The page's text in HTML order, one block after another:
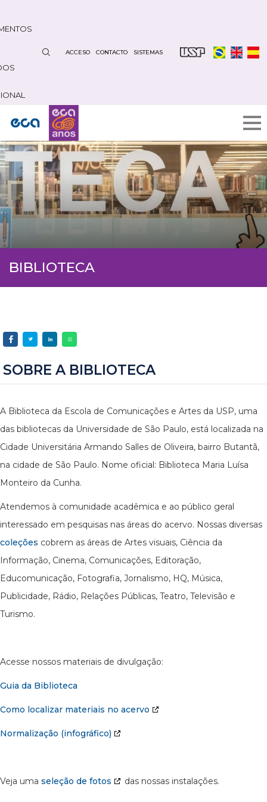
contenido
ACCESO CONTACTO SISTEMAS
BIBLIOTECA
SOBRE A BIBLIOTECA
A Biblioteca da Escola de Comunicações e Artes da USP, uma
das bibliotecas da Universidade de São Paulo, está localizada na
Cidade Universitária Armando Salles de Oliveira, bairro Butantã,
na cidade de São Paulo. Nome oficial: Biblioteca Maria Luísa
Monteiro da Cunha.
Atendemos à comunidade acadêmica e ao público geral
interessado em pesquisas nas áreas do acervo. Nossas diversas
coleções cobrem as áreas de Artes visuais, Ciência da
Informação, Cinema, Comunicações, Editoração,
Educomunicação, Fotografia, Jornalismo, HQ, Música,
Publicidade, Rádio, Relações Públicas, Teatro, Televisão e
Turismo.
Acesse nossos materiais de divulgação:
Guia da Biblioteca
Como localizar materiais no acervo
Normalização (infográfico)
Veja uma seleção de fotos das nossas instalações.